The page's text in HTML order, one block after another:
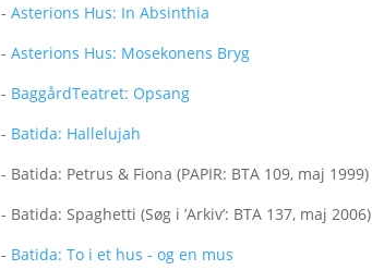
- Asterions Hus: In Absinthia
- Asterions Hus: Mosekonens Bryg
- BaggårdTeatret: Opsang
- Batida: Hallelujah
- Batida: Petrus & Fiona (PAPIR: BTA 109, maj 1999)
- Batida: Spaghetti (Søg i ’Arkiv’: BTA 137, maj 2006)
- Batida: To i et hus - og en mus